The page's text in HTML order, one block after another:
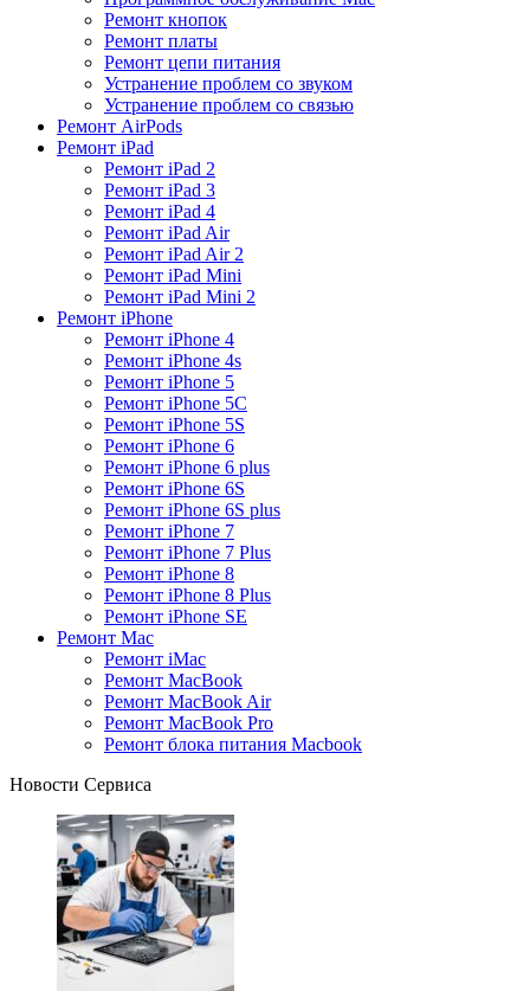
Ремонт кнопок
Ремонт платы
Ремонт цепи питания
Устранение проблем со звуком
Устранение проблем со связью
Ремонт AirPods
Ремонт iPad
Ремонт iPad 2
Ремонт iPad 3
Ремонт iPad 4
Ремонт iPad Air
Ремонт iPad Air 2
Ремонт iPad Mini
Ремонт iPad Mini 2
Ремонт iPhone
Ремонт iPhone 4
Ремонт iPhone 4s
Ремонт iPhone 5
Ремонт iPhone 5C
Ремонт iPhone 5S
Ремонт iPhone 6
Ремонт iPhone 6 plus
Ремонт iPhone 6S
Ремонт iPhone 6S plus
Ремонт iPhone 7
Ремонт iPhone 7 Plus
Ремонт iPhone 8
Ремонт iPhone 8 Plus
Ремонт iPhone SE
Ремонт Mac
Ремонт iMac
Ремонт MacBook
Ремонт MacBook Air
Ремонт MacBook Pro
Ремонт блока питания Macbook
Новости Сервиса